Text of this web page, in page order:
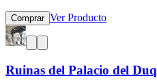
Comprar Ver Producto
Ruinas del Palacio del